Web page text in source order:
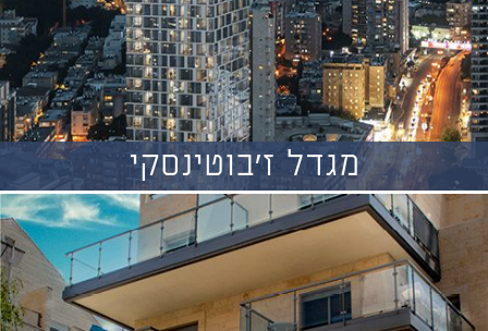
מגדל ז'בוטינסקי